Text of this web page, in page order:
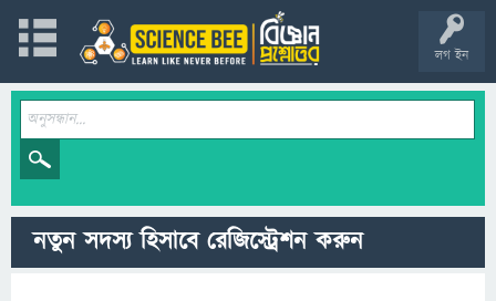
লগ ইন
নতুন সদস্য হিসাবে রেজিস্ট্রেশন করুন